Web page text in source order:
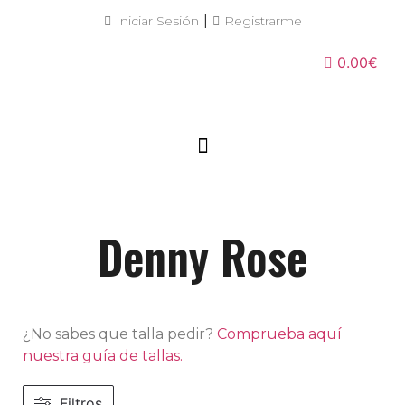
Iniciar Sesión Registrarme
0.00€
Denny Rose
¿No sabes que talla pedir? Comprueba aquí
nuestra guía de tallas.